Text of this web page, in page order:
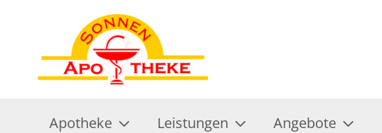
Apotheke Leistungen Angebote